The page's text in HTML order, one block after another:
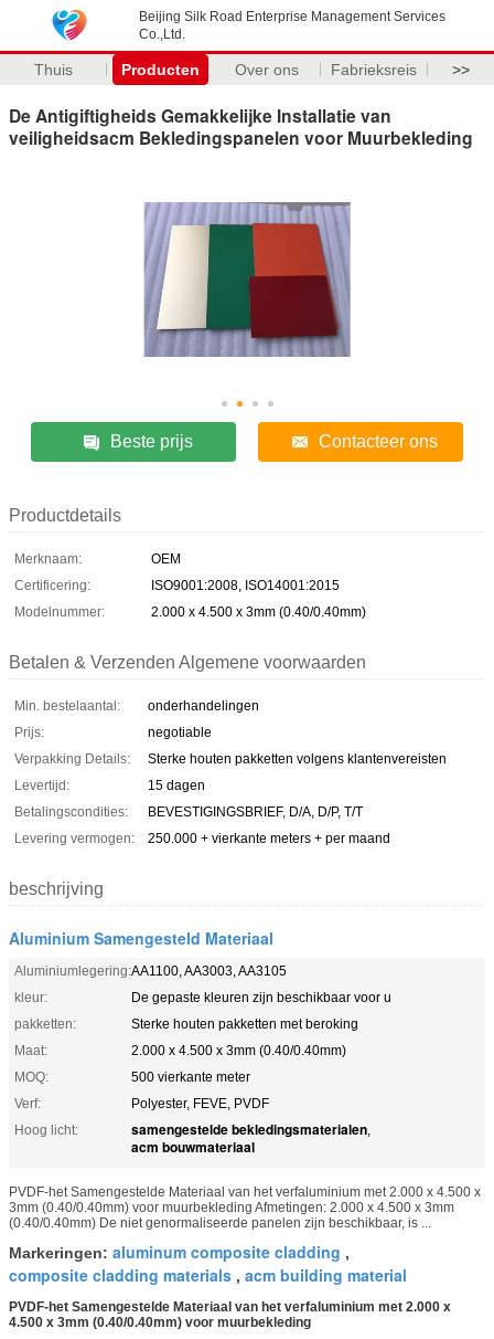
Beijing Silk Road Enterprise Management Services
Co.,Ltd.
Thuis Producten Over ons Fabrieksreis >>
De Antigiftigheids Gemakkelijke Installatie van
veiligheidsacm Bekledingspanelen voor Muurbekleding
Beste prijs Contacteer ons
Productdetails
Merknaam:
OEM
Certificering:
ISO9001:2008, ISO14001:2015
Modelnummer:
2.000 x 4.500 x 3mm (0.40/0.40mm)
Betalen & Verzenden Algemene voorwaarden
Min. bestelaantal:
onderhandelingen
Prijs:
negotiable
Verpakking Details:
Sterke houten pakketten volgens klantenvereisten
Levertijd:
15 dagen
Betalingscondities:
BEVESTIGINGSBRIEF, D/A, D/P, T/T
Levering vermogen:
250.000 + vierkante meters + per maand
beschrijving
Aluminium Samengesteld Materiaal
Aluminiumlegering:AA1100, AA3003, AA3105
kleur:
De gepaste kleuren zijn beschikbaar voor u
pakketten:
Sterke houten pakketten met beroking
Maat:
2.000 x 4.500 x 3mm (0.40/0.40mm)
MOQ:
500 vierkante meter
Verf:
Polyester, FEVE, PVDF
Hoog licht:
samengestelde bekledingsmaterialen,
acm bouwmateriaal
PVDF-het Samengestelde Materiaal van het verfaluminium met 2.000 x 4.500 x
3mm (0.40/0.40mm) voor muurbekleding Afmetingen: 2.000 x 4.500 x 3mm
(0.40/0.40mm) De niet genormaliseerde panelen zijn beschikbaar, is ...
Markeringen: aluminum composite cladding ,
composite cladding materials , acm building material
PVDF-het Samengestelde Materiaal van het verfaluminium met 2.000 x
4.500 x 3mm (0.40/0.40mm) voor muurbekleding